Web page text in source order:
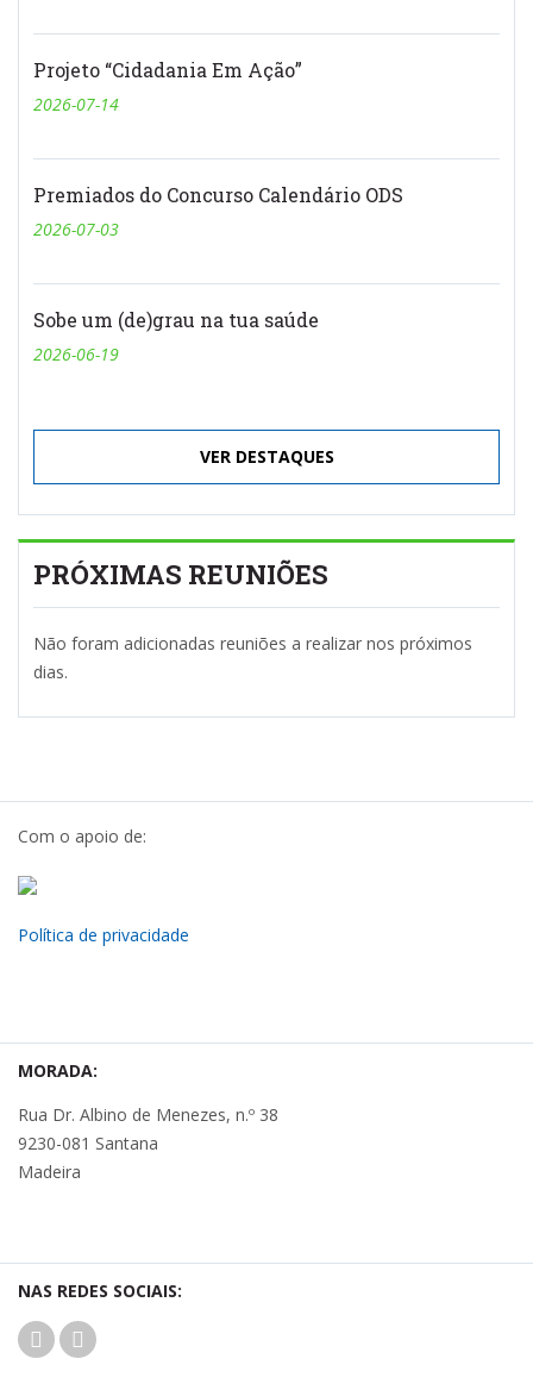
Projeto “Cidadania Em Ação”
2026-07-14
Premiados do Concurso Calendário ODS
2026-07-03
Sobe um (de)grau na tua saúde
2026-06-19
VER DESTAQUES
PRÓXIMAS REUNIÕES
Não foram adicionadas reuniões a realizar nos próximos
dias.
Com o apoio de:
Política de privacidade
MORADA:
Rua Dr. Albino de Menezes, n.º 38
9230-081 Santana
Madeira
NAS REDES SOCIAIS: